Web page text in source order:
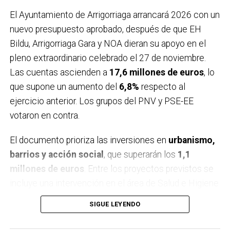
El Ayuntamiento de Arrigorriaga arrancará 2026 con un
nuevo presupuesto aprobado, después de que EH
Bildu, Arrigorriaga Gara y NOA dieran su apoyo en el
pleno extraordinario celebrado el 27 de noviembre.
Las cuentas ascienden a 17,6 millones de euros, lo
que supone un aumento del 6,8% respecto al
ejercicio anterior. Los grupos del PNV y PSE-EE
votaron en contra.
El documento prioriza las inversiones en urbanismo,
barrios y acción social, que superarán los 1,1
millones de euros . Entre los proyectos previstos se
para mejorar la accesibilidad y modernizar
infraestructuras básicas, atendiendo a demandas
vecinales. También se renovará elpatio del colegio,
SIGUE LEYENDO